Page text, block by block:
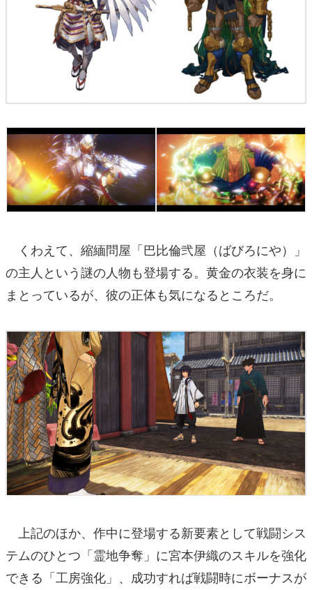
くわえて、縮緬問屋「巴比倫弐屋（ばびろにや）」
の主人という謎の人物も登場する。黄金の衣装を身に
まとっているが、彼の正体も気になるところだ。
上記のほか、作中に登場する新要素として戦闘シス
テムのひとつ「霊地争奪」に宮本伊織のスキルを強化
できる「工房強化」、成功すれば戦闘時にボーナスが